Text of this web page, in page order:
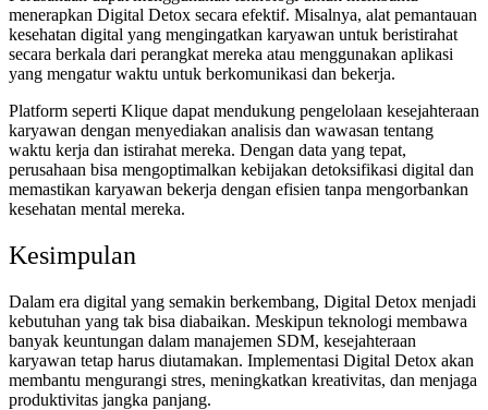
menerapkan Digital Detox secara efektif. Misalnya, alat pemantauan
kesehatan digital yang mengingatkan karyawan untuk beristirahat
secara berkala dari perangkat mereka atau menggunakan aplikasi
yang mengatur waktu untuk berkomunikasi dan bekerja.
Platform seperti Klique dapat mendukung pengelolaan kesejahteraan
karyawan dengan menyediakan analisis dan wawasan tentang
waktu kerja dan istirahat mereka. Dengan data yang tepat,
perusahaan bisa mengoptimalkan kebijakan detoksifikasi digital dan
memastikan karyawan bekerja dengan efisien tanpa mengorbankan
kesehatan mental mereka.
Kesimpulan
Dalam era digital yang semakin berkembang, Digital Detox menjadi
kebutuhan yang tak bisa diabaikan. Meskipun teknologi membawa
banyak keuntungan dalam manajemen SDM, kesejahteraan
karyawan tetap harus diutamakan. Implementasi Digital Detox akan
membantu mengurangi stres, meningkatkan kreativitas, dan menjaga
produktivitas jangka panjang.